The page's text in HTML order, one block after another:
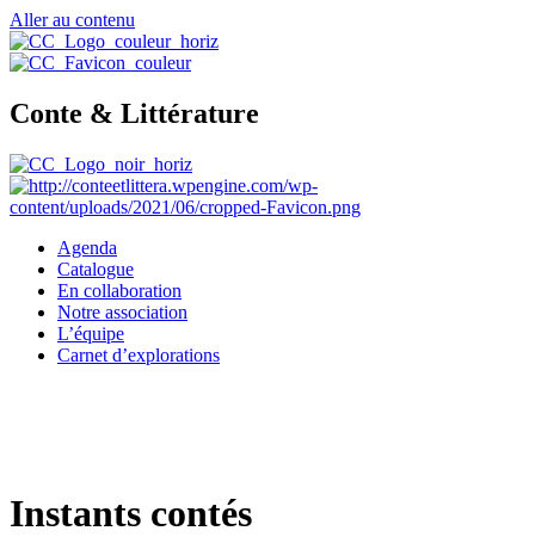
Aller au contenu
Conte & Littérature
Agenda
Catalogue
En collaboration
Notre association
L’équipe
Carnet d’explorations
Instants contés